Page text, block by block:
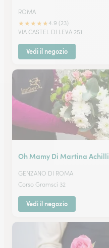
ROMA
★★★★★4.9 (23)
VIA CASTEL DI LEVA 251
Vedi il negozio
Oh Mamy Di Martina Achilli
GENZANO DI ROMA
Corso Gramsci 32
Vedi il negozio